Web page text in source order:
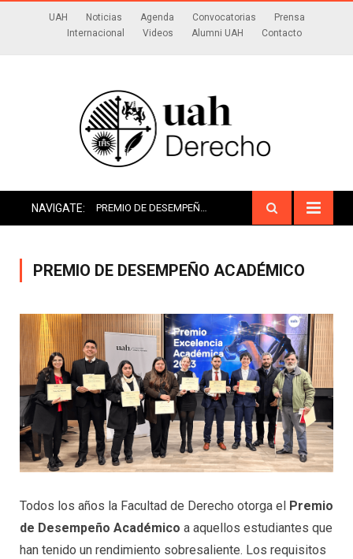
UAH Noticias Agenda Convocatorias
Prensa
Internacional
Videos Alumni UAH Contacto
NAVIGATE:
PREMIO DE DESEMPEÑO ACADÉMICO
Todos los años la Facultad de Derecho otorga el
Premio
de Desempeño Académico a aquellos estudiantes que
han tenido un rendimiento sobresaliente. Los requisitos